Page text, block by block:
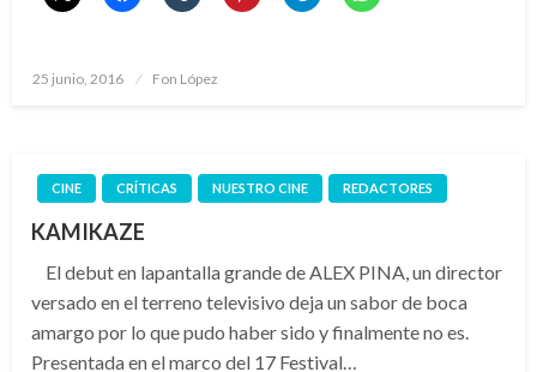
Publicado
25 junio, 2016 Fon López
CINE CRÍTICAS NUESTRO CINE REDACTORES
KAMIKAZE
El debut en lapantalla grande de ALEX PINA, un director
versado en el terreno televisivo deja un sabor de boca
amargo por lo que pudo haber sido y finalmente no es.
Presentada en el marco del 17 Festival…